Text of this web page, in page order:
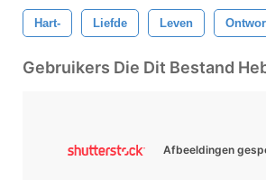
Hart- Liefde Leven
Gebruikers Die Dit Bestand
Afbeeldingen